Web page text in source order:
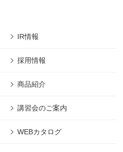
払うものとします。
あります。
合を除き、目的以外の利用
を除き、第三者への開示
れた方法での適切な管理を
IR情報
採用情報
商品紹介
講習会のご案内
WEBカタログ